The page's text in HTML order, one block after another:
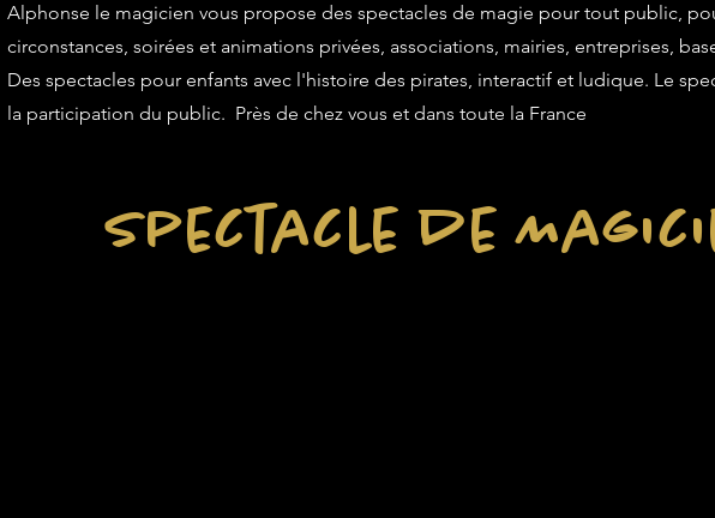
Alphonse le magicien vous propose des spectacles de magie pour tout public,
circonstances, soirées et animations privées, associations, mairies, entreprises,
Des spectacles pour enfants avec l'histoire des pirates, interactif et ludique. Le
la participation du public. Près de chez vous et dans toute la France
Spectacle de